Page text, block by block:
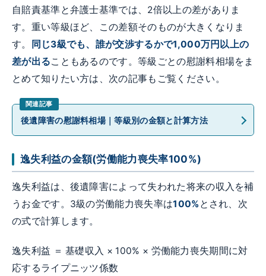
自賠責基準と弁護士基準では、2倍以上の差がありま
す。重い等級ほど、この差額そのものが大きくなりま
す。
同じ3級でも、誰が交渉するかで1,000万円以上の
差が出ることもあるのです。等級ごとの慰謝料相場をま
とめて知りたい方は、次の記事もご覧ください。
後遺障害の慰謝料相場｜等級別の金額と計算方法
逸失利益の金額(労働能力喪失率100%)
逸失利益は、後遺障害によって失われた将来の収入を補
うお金です。3級の労働能力喪失率は100% とされ、次
の式で計算します。
逸失利益 ＝ 基礎収入 × 100% × 労働能力喪失期間に対
応するライプニッツ係数